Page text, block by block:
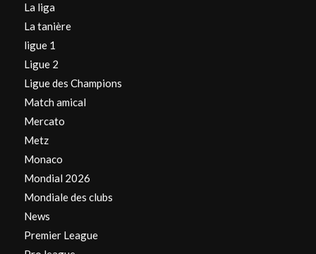
La liga
La tanière
ligue 1
Ligue 2
Ligue des Champions
Match amical
Mercato
Metz
Monaco
Mondial 2026
Mondiale des clubs
News
Premier League